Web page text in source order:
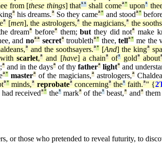
from [these things] that¹¹ shall comeª°upon¹
ªhis dreams.ª So they cameª° and stoodª°
ª [men], the astrologers,ª the magicians,ª the
dreamª beforeª them;but they did notª make
and noªªsecretªtroublethª° thee,tellª° me the
ª and the soothsayers.ª° [And] the kingª
scarlet,ª and [have] a chainª of¹goldª aboutª
ªand in the daysªof thy fatherª lightªand
ª° masterª of the magicians,ª astrologers,ª
ª° minds,ª reprobateª concerningª the¹faith.ª" {
receivedª° the¹markªof the¹beast,ª andªthem
or those who pretended to reveal futurity, to